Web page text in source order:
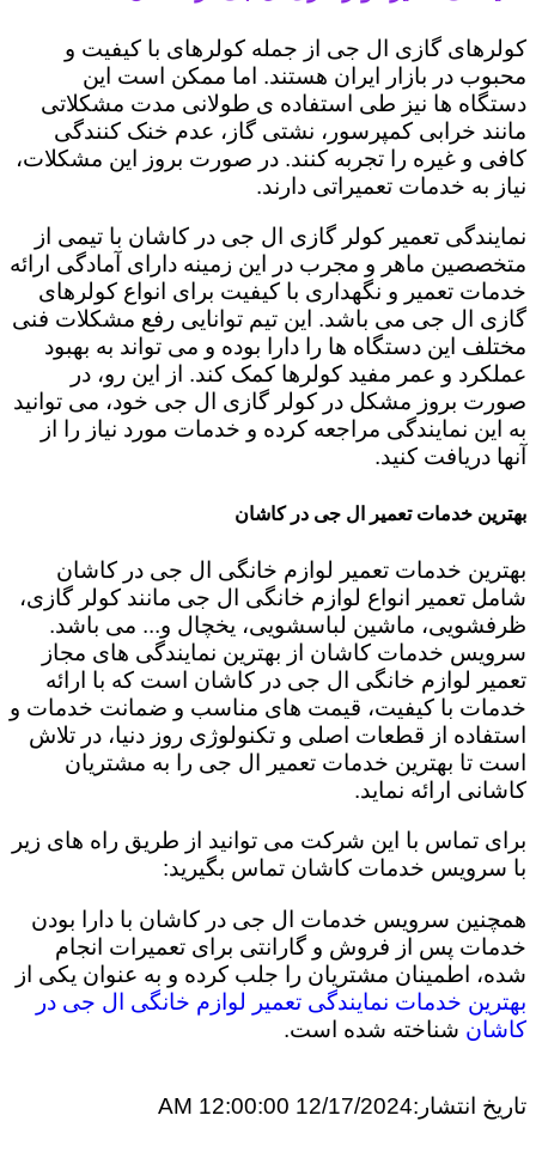
کولرهای گازی ال جی از جمله کولرهای با کیفیت و
محبوب در بازار ایران هستند. اما ممکن است این
دستگاه ها نیز طی استفاده ی طولانی مدت مشکلاتی
مانند خرابی کمپرسور، نشتی گاز، عدم خنک کنندگی
کافی و غیره را تجربه کنند. در صورت بروز این مشکلات،
نیاز به خدمات تعمیراتی دارند.
نمایندگی تعمیر کولر گازی ال جی در کاشان با تیمی از
متخصصین ماهر و مجرب در این زمینه دارای آمادگی ارائه
خدمات تعمیر و نگهداری با کیفیت برای انواع کولرهای
گازی ال جی می باشد. این تیم توانایی رفع مشکلات فنی
مختلف این دستگاه ها را دارا بوده و می تواند به بهبود
عملکرد و عمر مفید کولرها کمک کند. از این رو، در
صورت بروز مشکل در کولر گازی ال جی خود، می توانید
به این نمایندگی مراجعه کرده و خدمات مورد نیاز را از
آنها دریافت کنید.
بهترین خدمات تعمیر ال جی در کاشان
بهترین خدمات تعمیر لوازم خانگی ال جی در کاشان
شامل تعمیر انواع لوازم خانگی ال جی مانند کولر گازی،
ظرفشویی، ماشین لباسشویی، یخچال و... می باشد.
سرویس خدمات کاشان از بهترین نمایندگی های مجاز
تعمیر لوازم خانگی ال جی در کاشان است که با ارائه
خدمات با کیفیت، قیمت های مناسب و ضمانت خدمات و
استفاده از قطعات اصلی و تکنولوژی روز دنیا، در تلاش
است تا بهترین خدمات تعمیر ال جی را به مشتریان
کاشانی ارائه نماید.
برای تماس با این شرکت می توانید از طریق راه های زیر
با سرویس خدمات کاشان تماس بگیرید:
همچنین سرویس خدمات ال جی در کاشان با دارا بودن
خدمات پس از فروش و گارانتی برای تعمیرات انجام
شده، اطمینان مشتریان را جلب کرده و به عنوان یکی از
بهترین خدمات نمایندگی تعمیر لوازم خانگی ال جی در
کاشان شناخته شده است.
تاریخ انتشار:12/17/2024 12:00:00 AM